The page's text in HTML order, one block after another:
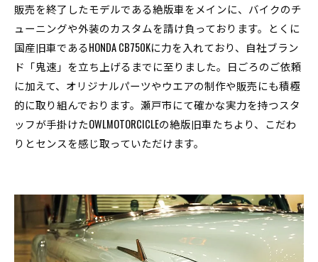
販売を終了したモデルである絶版車をメインに、バイクのチ
ューニングや外装のカスタムを請け負っております。とくに
国産旧車であるHONDA CB750Kに力を入れており、自社ブラン
ド「鬼速」を立ち上げるまでに至りました。日ごろのご依頼
に加えて、オリジナルパーツやウエアの制作や販売にも積極
的に取り組んでおります。瀬戸市にて確かな実力を持つスタ
ッフが手掛けたOWLMOTORCICLEの絶版旧車たちより、こだわ
りとセンスを感じ取っていただけます。